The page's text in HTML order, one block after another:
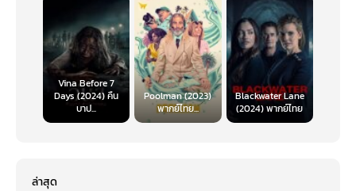
Vina Before 7
Days (2024) คืน
บาป...
Poolman (2023)
พากย์ไทย...
Blackwater Lane
(2024) พากย์ไทย
ล่าสุด